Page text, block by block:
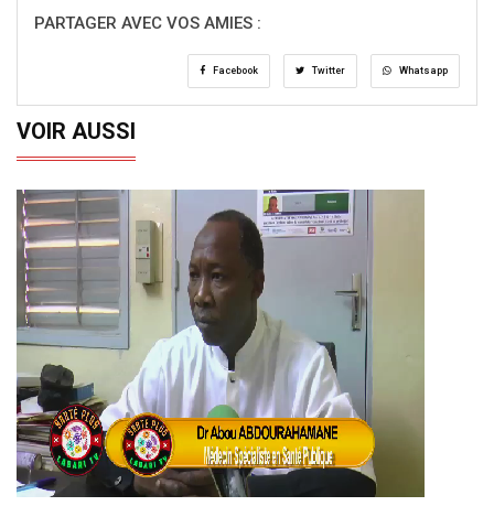
PARTAGER AVEC VOS AMIES :
Facebook Twitter Whatsapp
VOIR AUSSI